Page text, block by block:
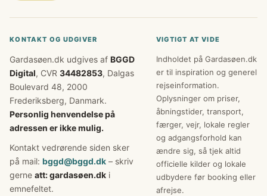
KONTAKT OG UDGIVER
Gardasøen.dk udgives af BGGD
Digital, CVR 34482853, Dalgas
Boulevard 48, 2000
Frederiksberg, Danmark.
Personlig henvendelse på
adressen er ikke mulig.
Kontakt vedrørende siden sker
på mail: bggd@bggd.dk – skriv
gerne att: gardasøen.dk i
emnefeltet.
VIGTIGT AT VIDE
Indholdet på Gardasøen.dk
er til inspiration og generel
rejseinformation.
Oplysninger om priser,
åbningstider, transport,
færger, vejr, lokale regler
og adgangsforhold kan
ændre sig, så tjek altid
officielle kilder og lokale
udbydere før booking eller
afrejse.